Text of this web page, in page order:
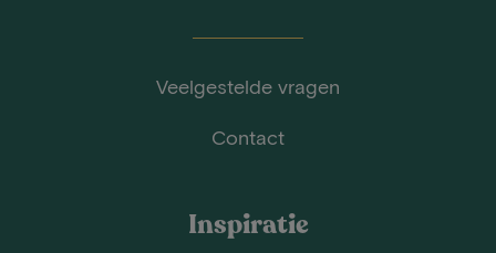
Veelgestelde vragen
Contact
Inspiratie